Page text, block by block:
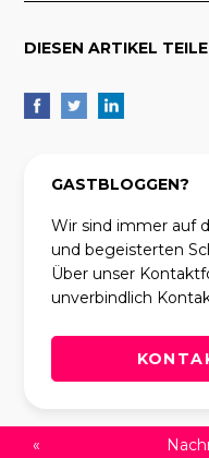
DIESEN ARTIKEL
GASTBLOGGEN?
Wir sind immer auf
und begeisterten
Über unser
unverbindlich
«